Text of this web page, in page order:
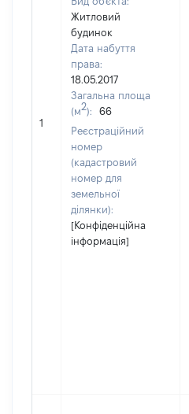
1
Житловий
будинок
Дата набуття
права:
18.05.2017
Загальна площа
(м2):
66
Реєстраційний
номер
(кадастровий
номер для
земельної
ділянки):
[Конфіденційна
інформація]